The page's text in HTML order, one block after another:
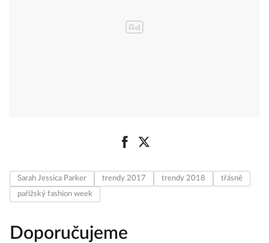
Sarah Jessica Parker trendy 2017 trendy 2018
třásně
pařížský fashion week
Doporučujeme